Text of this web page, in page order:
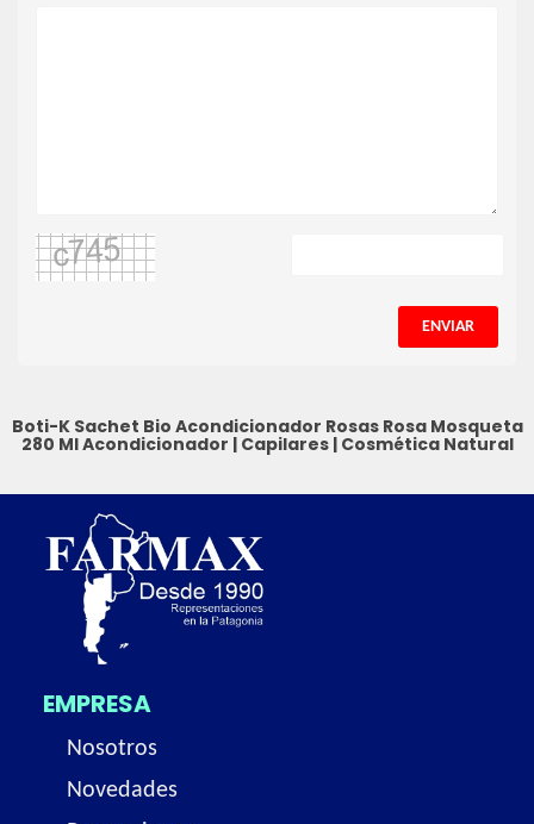
ENVIAR
Boti-K Sachet Bio Acondicionador Rosas Rosa Mosqueta
280 MlAcondicionador | Capilares| Cosmética Natural
EMPRESA
Nosotros
Novedades